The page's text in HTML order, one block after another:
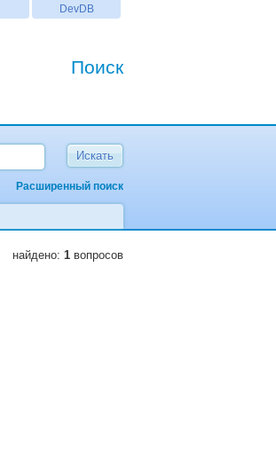
DevDB
Поиск
Расширенный поиск
найдено: 1 вопросов